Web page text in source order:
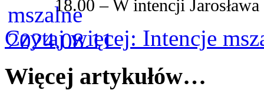
18.00 – W intencji
Czytaj więcej: Intencje
Więcej artykułów…